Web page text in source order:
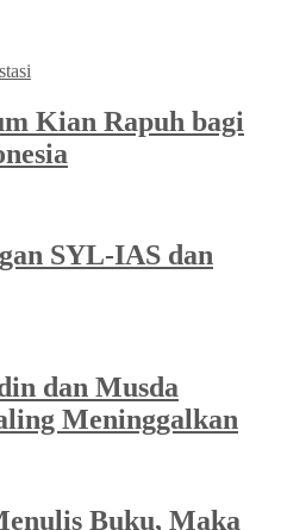
Kian Rapuh bagi
SYL-IAS dan
dan Musda
Meninggalkan
Buku, Maka